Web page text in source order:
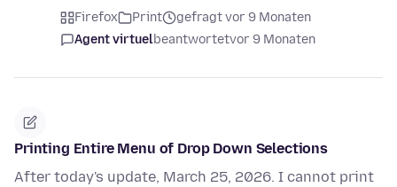
Firefox Print
gefragt vor 9 Monaten
Agent virtuelbeantwortetvor 9 Monaten
Printing Entire Menu of Drop Down Selections
After today's update, March 25, 2026. I cannot print